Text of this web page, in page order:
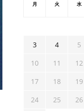
月 火 水
3
4 5
10
11 12
17
18 19
24
25 26